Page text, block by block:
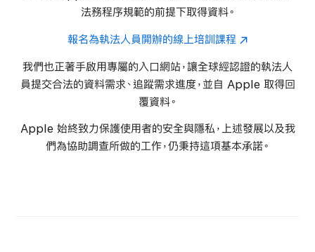
法務程序規範的前提下取得資料。
報名為執法人員開辦的線上培訓課程
我們也正著手啟用專屬的入口網站，讓全球經認證的執法人
員提交合法的資料需求、追蹤需求進度，並自 Apple 取得回
覆資料。
Apple 始終致力保護使用者的安全與隱私，上述發展以及我
們為協助調查所做的工作，仍秉持這項基本承諾。